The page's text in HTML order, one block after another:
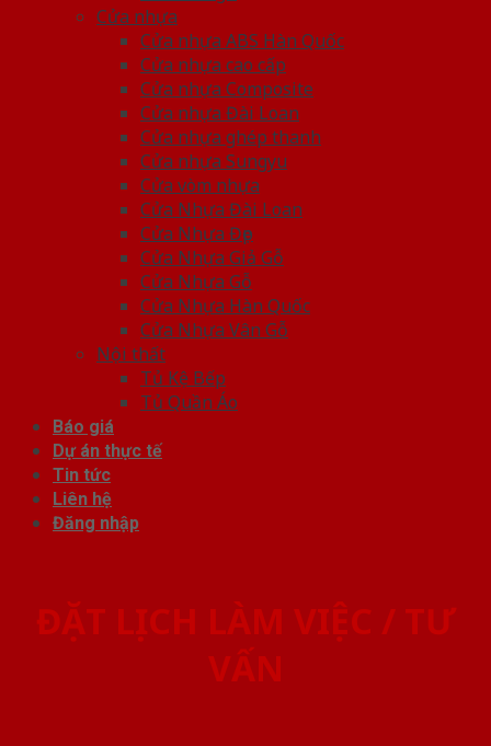
Cửa nhựa
Cửa nhựa ABS Hàn Quốc
Cửa nhựa cao cấp
Cửa nhựa Composite
Cửa nhựa Đài Loan
Cửa nhựa ghép thanh
Cửa nhựa Sungyu
Cửa vòm nhựa
Cửa Nhựa Đài Loan
Cửa Nhựa Đẹp
Cửa Nhựa Giả Gỗ
Cửa Nhựa Gỗ
Cửa Nhựa Hàn Quốc
Cửa Nhựa Vân Gỗ
Nội thất
Tủ Kệ Bếp
Tủ Quần Áo
Báo giá
Dự án thực tế
Tin tức
Liên hệ
Đăng nhập
ĐẶT LỊCH LÀM VIỆC / TƯ
VẤN